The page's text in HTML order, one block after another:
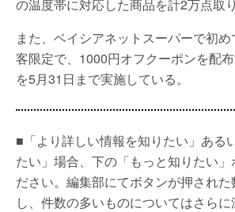
の温度帯に対応した商品を計2万点取り
また、ベイシアネットスーパーで初
客限定で、1000円オフクーポンを配
を5月31日まで実施している。
■「より詳しい情報を知りたい」ある
たい」場合、下の「もっと知りたい」
ださい。編集部にてボタンが押された
し、件数の多いものについてはさら